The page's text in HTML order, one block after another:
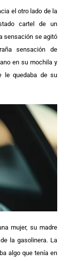
el otro lado de la
cartel de un
sensación se agitó
sensación de
en su mochila y
le quedaba de su
mujer, su madre
la gasolinera. La
algo que tenía en